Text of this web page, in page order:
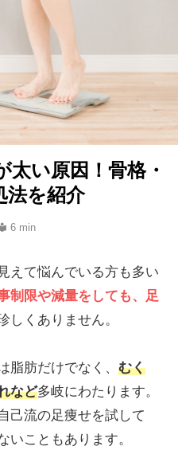
い原因！骨格・
法を紹介
6 min
えて悩んでいる方も多い
制限や減量をしても、足
しくありません。
脂肪だけでなく、 むく
など多岐にわたります。
己流の足痩せを試して
いこともあります。